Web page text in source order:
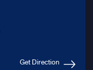
Get Direction